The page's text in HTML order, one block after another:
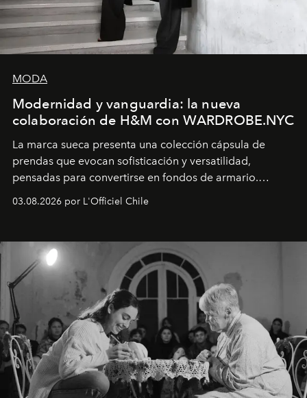
MODA
Modernidad y vanguardia: la nueva
colaboración de H&M con WARDROBE.NYC
La marca sueca presenta una colección cápsula de
prendas que evocan sofisticación y versatilidad,
pensadas para convertirse en fondos de armario.
Disponible en Chile desde el 6 de agosto.
03.08.2026 por L'Officiel Chile